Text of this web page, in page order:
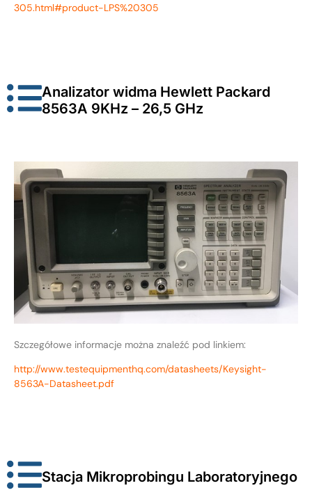
305.html#product-LPS%20305
Analizator widma Hewlett Packard
8563A 9KHz – 26,5 GHz
Szczegółowe informacje można znaleźć pod linkiem:
http://www.testequipmenthq.com/datasheets/Keysight-
8563A-Datasheet.pdf
Stacja Mikroprobingu Laboratoryjnego